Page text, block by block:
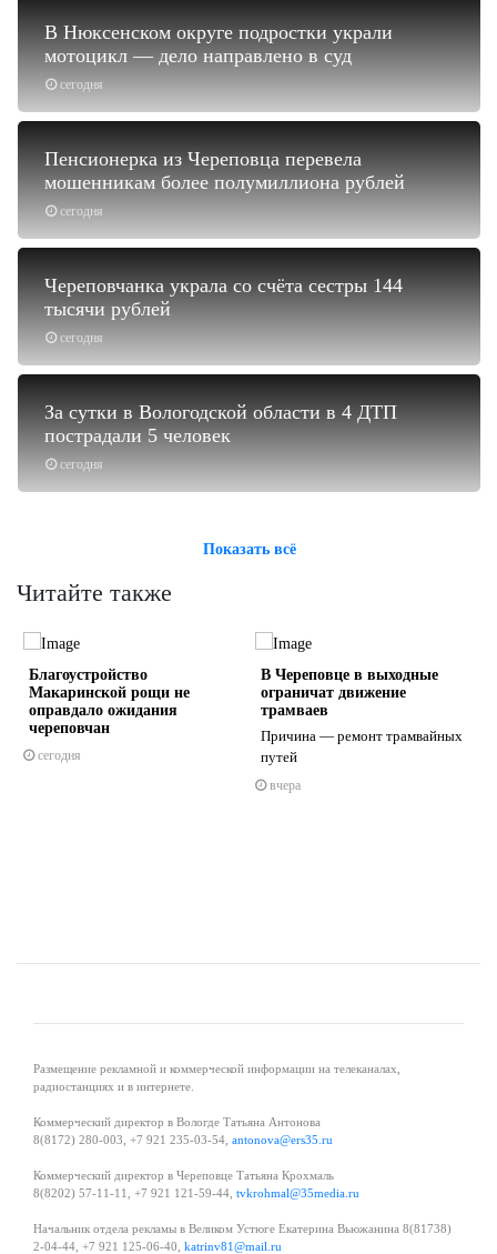
сегодня
В Нюксенском округе подростки украли
мотоцикл — дело направлено в суд
сегодня
Пенсионерка из Череповца перевела
мошенникам более полумиллиона рублей
сегодня
Череповчанка украла со счёта сестры 144
тысячи рублей
сегодня
За сутки в Вологодской области в 4 ДТП
пострадали 5 человек
Показать всё
Читайте также
Благоустройство
Макаринской рощи не
оправдало ожидания
череповчан
сегодня
В Череповце в выходные
ограничат движение
трамваев
Причина — ремонт трамвайных
путей
вчера
Размещение рекламной и коммерческой информации на телеканалах,
радиостанциях и в интернете.
Коммерческий директор в Вологде Татьяна Антонова
8(8172) 280-003, +7 921 235-03-54, antonova@ers35.ru
Коммерческий директор в Череповце Татьяна Крохмаль
8(8202) 57-11-11, +7 921 121-59-44, tvkrohmal@35media.ru
Начальник отдела рекламы в Великом Устюге Екатерина Вьюжанина 8(81738)
2-04-44, +7 921 125-06-40, katrinv81@mail.ru